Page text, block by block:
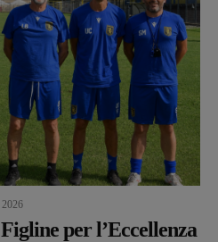
per l’Eccellenza